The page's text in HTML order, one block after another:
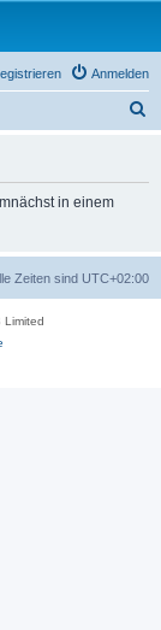
Anmelden
in einem
Zeiten sind UTC+02:00
Limited